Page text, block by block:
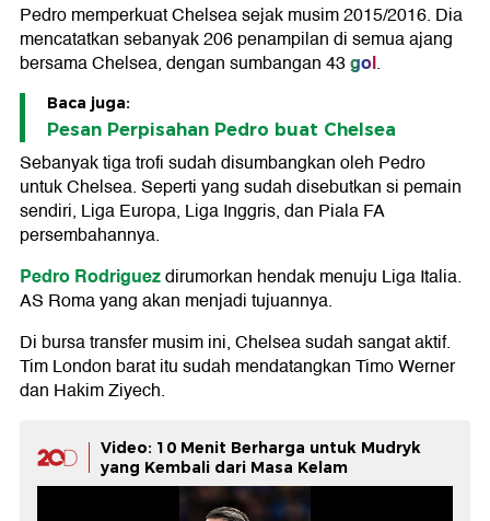
Pedro memperkuat Chelsea sejak musim 2015/2016. Dia
mencatatkan sebanyak 206 penampilan di semua ajang
bersama Chelsea, dengan sumbangan 43gol.
Baca juga:
Pesan Perpisahan Pedro buat Chelsea
Sebanyak tiga trofi sudah disumbangkan oleh Pedro
untuk Chelsea. Seperti yang sudah disebutkan si pemain
sendiri, Liga Europa, Liga Inggris, dan Piala FA
persembahannya.
Pedro Rodriguezdirumorkan hendak menuju Liga Italia.
AS Roma yang akan menjadi tujuannya.
Di bursa transfer musim ini, Chelsea sudah sangat aktif.
Tim London barat itu sudah mendatangkan Timo Werner
dan Hakim Ziyech.
Video: 10 Menit Berharga untuk Mudryk
yang Kembali dari Masa Kelam